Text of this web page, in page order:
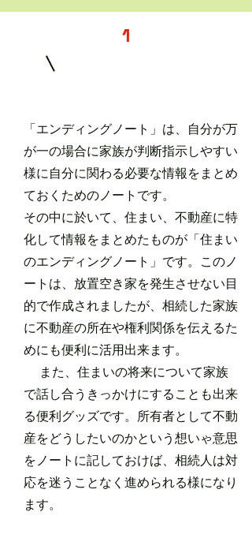
1
「エンディングノート」は、自分が万
が一の場合に家族が判断指示しやすい
様に自分に関わる必要な情報をまとめ
ておくためのノートです。
その中に於いて、住まい、不動産に特
化し​て情報をまとめたものが「住まい
のエンディングノート」です。このノ
ートは、放置空き家を発生させない目
的で作成されましたが、相続した家族
に不動産の所在や権利関係を伝えるた
めにも便利に活用出来ます。
また、住まいの将来について家族
で話し合うきっかけにすることも出来
る便利グッズです。所有者として不動
産をどうしたいのかという想いゃ意思
をノートに記しておけば、相続人は対
応を迷うことなく進められる様になり
ます。